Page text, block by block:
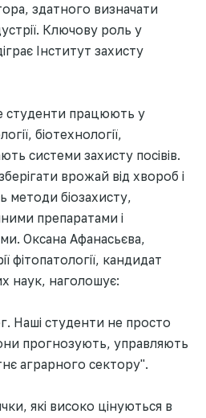
здатного визначати
Ключову роль у
Інститут захисту
студенти працюють у
біотехнології,
системи захисту посівів.
врожай від хвороб і
методи біозахисту,
препаратами і
Оксана Афанасьєва,
фітопатології, кандидат
наук, наголошує:
Наші студенти не просто
прогнозують, управляють
аграрного сектору".
які високо цінуються в